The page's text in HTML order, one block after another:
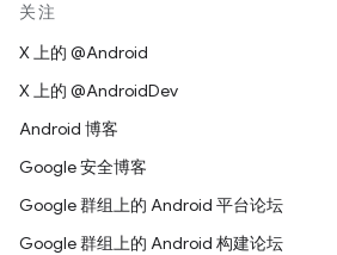
关注
X 上的 @Android
X 上的 @AndroidDev
Android 博客
Google 安全博客
Google 群组上的 Android 平台论坛
Google 群组上的 Android 构建论坛